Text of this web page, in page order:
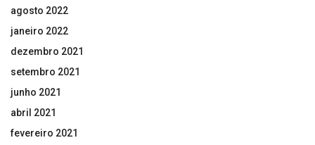
agosto 2022
janeiro 2022
dezembro 2021
setembro 2021
junho 2021
abril 2021
fevereiro 2021